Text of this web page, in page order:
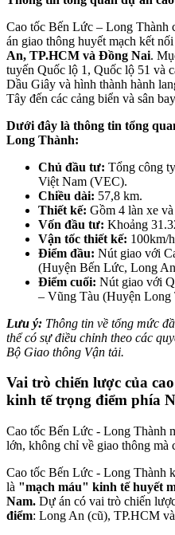
Cao tốc Bến Lức – Long Thành
án giao thông huyết mạch kết
An, TP.HCM và Đồng Nai.
tuyến Quốc lộ 1, Quốc lộ 51 và
Dầu Giây và hình thành hành
Tây đến các cảng biển và sân
Dưới đây là thông tin tổng
Long Thành:
Chủ đầu tư: Tổng công
Việt Nam (VEC).
Chiều dài: 57,8 km.
Thiết kế: Gồm 4 làn xe
Vốn đầu tư: Khoảng
Vận tốc thiết kế: 100km/
Điểm đầu: Nút giao với
(Huyện Bến Lức, Long
Điểm cuối: Nút giao với
– Vũng Tàu (Huyện
Lưu ý: Thông tin về tổng mức
thể có sự điều chỉnh theo các
Bộ Giao thông Vận tải.
Vai trò chiến lược của
kinh tế trọng điểm phía
Cao tốc Bến Lức - Long Thành
lớn, không chỉ về giao thông mà
Cao tốc Bến Lức - Long Thành
là "mạch máu" kinh tế huyết
Nam. Dự án có vai trò chiến
điểm: Long An (cũ), TP.HCM